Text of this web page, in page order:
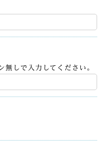
無しで入力してください。